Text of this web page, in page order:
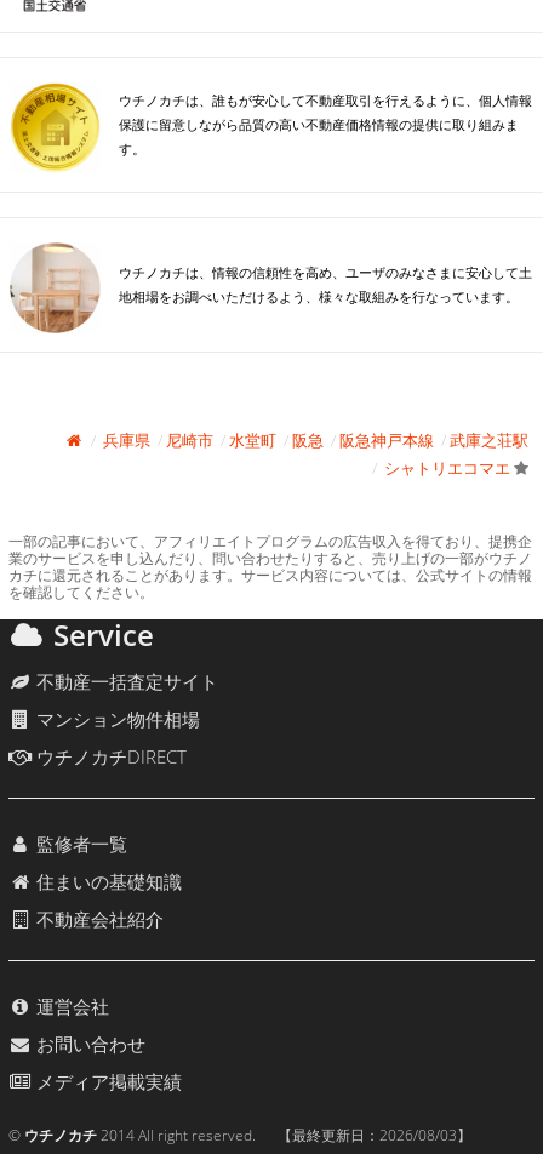
ウチノカチは、誰もが安心して不動産取引を行えるように、個人情報
保護に留意しながら品質の高い不動産価格情報の提供に取り組みま
す。
ウチノカチは、情報の信頼性を高め、ユーザのみなさまに安心して土
地相場をお調べいただけるよう、様々な取組みを行なっています。
兵庫県 尼崎市 水堂町 阪急 阪急神戸本線
武庫之荘駅
シャトリエコマエ
一部の記事において、アフィリエイトプログラムの広告収入を得ており、提携企
業のサービスを申し込んだり、問い合わせたりすると、売り上げの一部がウチノ
カチに還元されることがあります。サービス内容については、公式サイトの情報
を確認してください。
Service
不動産一括査定サイト
マンション物件相場
ウチノカチDIRECT
監修者一覧
住まいの基礎知識
不動産会社紹介
運営会社
お問い合わせ
メディア掲載実績
© ウチノカチ2014 All right reserved. 【最終更新日： 2026/08/03】